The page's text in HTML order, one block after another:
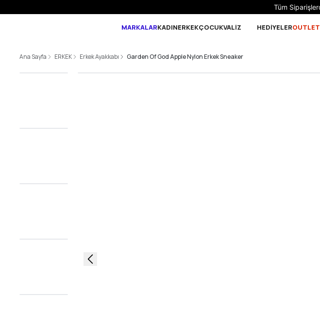
MARKALARKADINERKEKÇOCUKVALİZ HEDİYELEROUTLET
Ana Sayfa ERKEK Erkek Ayakkabı Garden Of God Apple Nylon Erkek Sneaker